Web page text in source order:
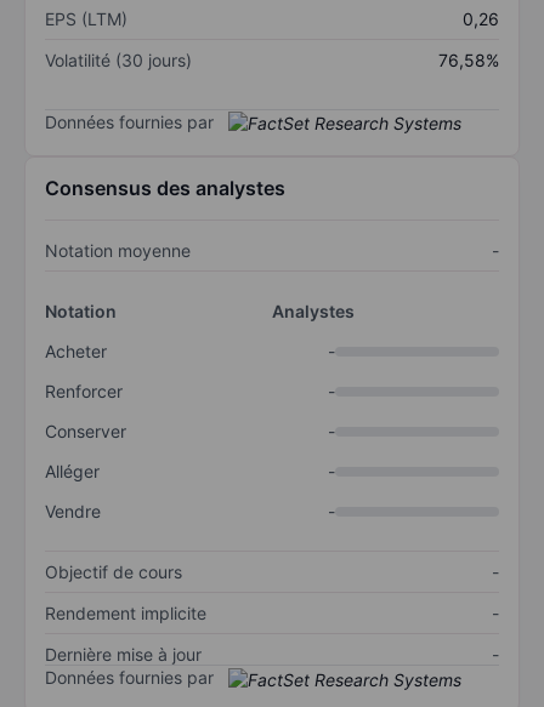
EPS (LTM)
0,26
Volatilité (30 jours)
76,58%
Données fournies par
Consensus des analystes
Notation moyenne -
Notation
Analystes
Acheter
-
Renforcer
-
Conserver
-
Alléger
-
Vendre
-
Objectif de cours
-
Rendement implicite
-
Dernière mise à jour
-
Données fournies par